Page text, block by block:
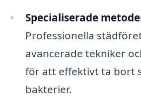
Specialiserade
Professionella
avancerade tekniker
för att effektivt ta bort
bakterier.